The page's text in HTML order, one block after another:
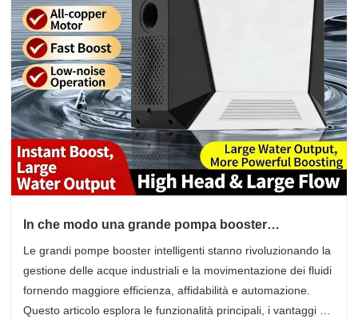
In che modo una grande pompa booster
Le grandi pompe booster intelligenti stanno rivoluzionando la
gestione delle acque industriali e la movimentazione dei fluidi
fornendo maggiore efficienza, affidabilità e automazione.
Questo articolo esplora le funzionalità principali, i vantaggi e